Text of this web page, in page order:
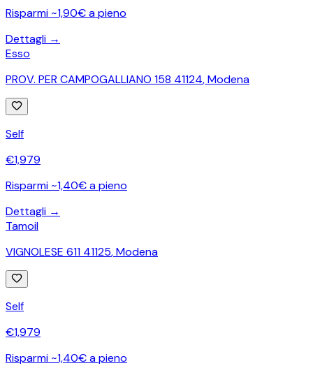
Risparmi ~1,90€ a pieno
Dettagli →
Esso
PROV. PER CAMPOGALLIANO 158 41124,Modena
Self
€1,979
Risparmi ~1,40€ a pieno
Dettagli →
Tamoil
VIGNOLESE 611 41125,Modena
Self
€1,979
Risparmi ~1,40€ a pieno